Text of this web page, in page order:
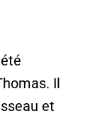
Il
et